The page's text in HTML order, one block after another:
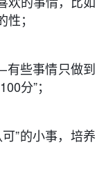
；
些事情只做到
分”；
”的小事，培养